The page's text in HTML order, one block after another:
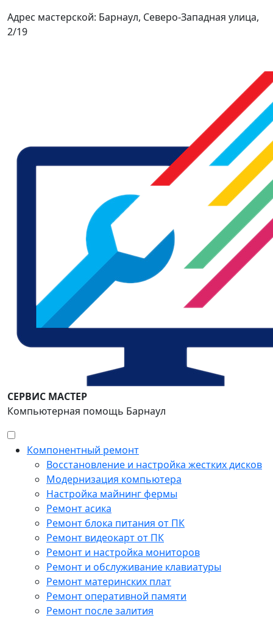
Адрес мастерской: Барнаул, Северо-Западная улица,
2/19
СЕРВИС МАСТЕР
Компьютерная помощь Барнаул
Компонентный ремонт
Восстановление и настройка жестких дисков
Модернизация компьютера
Настройка майнинг фермы
Ремонт асика
Ремонт блока питания от ПК
Ремонт видеокарт от ПК
Ремонт и настройка мониторов
Ремонт и обслуживание клавиатуры
Ремонт материнских плат
Ремонт оперативной памяти
Ремонт после залития